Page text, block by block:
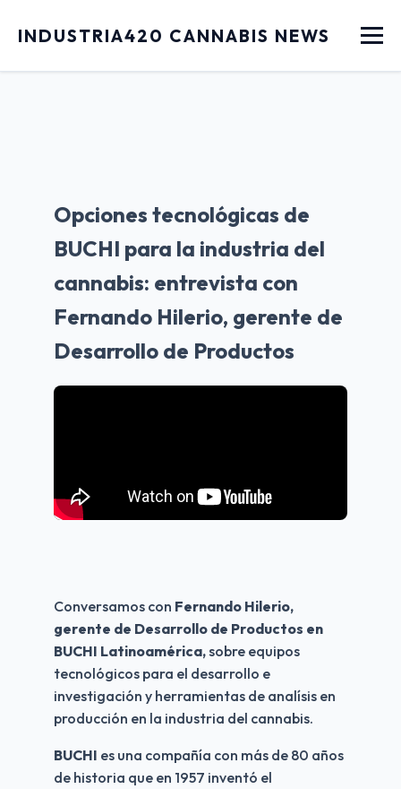
INDUSTRIA420 CANNABIS NEWS Menu
Opciones tecnológicas de
BUCHI para la industria del
cannabis: entrevista con
Fernando Hilerio, gerente de
Desarrollo de Productos
Conversamos con Fernando Hilerio,
gerente de Desarrollo de Productos en
BUCHI Latinoamérica, sobre equipos
tecnológicos para el desarrollo e
investigación y herramientas de analísis en
producción en la industria del cannabis.
BUCHI es una compañía con más de 80 años